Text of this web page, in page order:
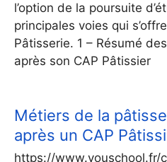
l’option de la poursuite
principales voies qui
Pâtisserie. 1 – Résumé
après son CAP Pâtissier
Métiers de la
après un CAP
https://www.youschool.fr/